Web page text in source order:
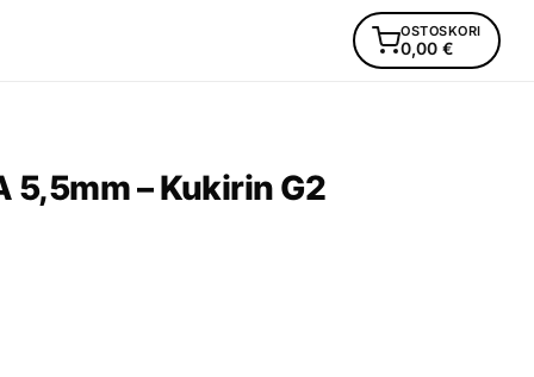
OSTOSKORI
0,00 €
5,5mm – Kukirin G2